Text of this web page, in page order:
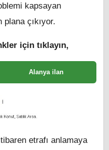
kapsayan
plana çıkıyor.
için tıklayın,
Alanya ilan
etrafı anlamaya